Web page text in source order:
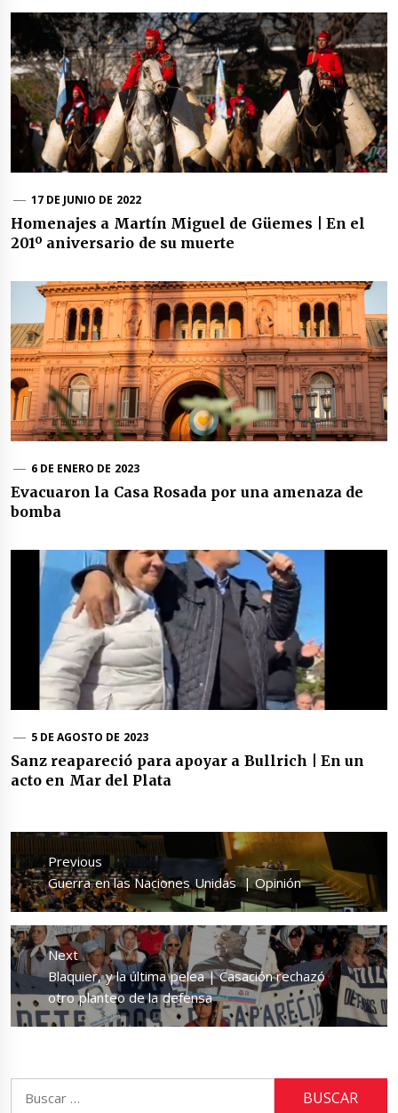
17 DE JUNIO DE 2022
Homenajes a Martín Miguel de Güemes | En el
201º aniversario de su muerte
6 DE ENERO DE 2023
Evacuaron la Casa Rosada por una amenaza de
bomba
5 DE AGOSTO DE 2023
Sanz reapareció para apoyar a Bullrich | En un
acto en Mar del Plata
Navegación
de
entradas
Previous
Previous
post:
Guerra en las Naciones Unidas | Opinión
Next
Next
post:
Blaquier, y la última pelea | Casación rechazó
otro planteo de la defensa